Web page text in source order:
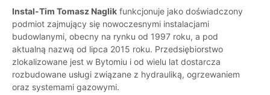
Instal-Tim Tomasz Naglik funkcjonuje jako doświadczony
podmiot zajmujący się nowoczesnymi instalacjami
budowlanymi, obecny na rynku od 1997 roku, a pod
aktualną nazwą od lipca 2015 roku. Przedsiębiorstwo
zlokalizowane jest w Bytomiu i od wielu lat dostarcza
rozbudowane usługi związane z hydrauliką, ogrzewaniem
oraz systemami gazowymi.